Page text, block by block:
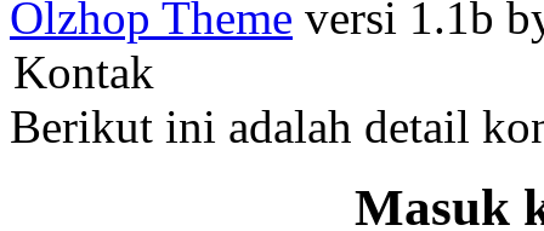
Olzhop Theme versi 1.1b
Kontak
Berikut ini adalah detail
Masuk